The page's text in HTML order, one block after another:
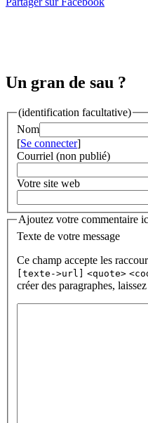
Un gran de sau ?
(identification facultative)
Nom
[Se connecter]
Courriel (non publié)
Votre site web
Ajoutez votre commentaire
Texte de votre message
Ce champ accepte les
[texte->url] <quote>
créer des paragraphes,